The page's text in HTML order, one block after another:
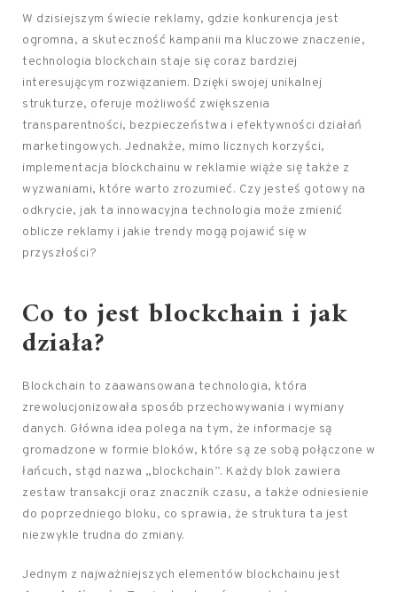
W dzisiejszym świecie reklamy, gdzie konkurencja jest
ogromna, a skuteczność kampanii ma kluczowe znaczenie,
technologia blockchain staje się coraz bardziej
interesującym rozwiązaniem. Dzięki swojej unikalnej
strukturze, oferuje możliwość zwiększenia
transparentności, bezpieczeństwa i efektywności działań
marketingowych. Jednakże, mimo licznych korzyści,
implementacja blockchainu w reklamie wiąże się także z
wyzwaniami, które warto zrozumieć. Czy jesteś gotowy na
odkrycie, jak ta innowacyjna technologia może zmienić
oblicze reklamy i jakie trendy mogą pojawić się w
przyszłości?
Co to jest blockchain i jak
działa?
Blockchain to zaawansowana technologia, która
zrewolucjonizowała sposób przechowywania i wymiany
danych. Główna idea polega na tym, że informacje są
gromadzone w formie bloków, które są ze sobą połączone w
łańcuch, stąd nazwa „blockchain”. Każdy blok zawiera
zestaw transakcji oraz znacznik czasu, a także odniesienie
do poprzedniego bloku, co sprawia, że struktura ta jest
niezwykle trudna do zmiany.
Jednym z najważniejszych elementów blockchainu jest